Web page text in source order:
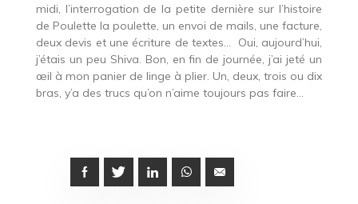
midi, l’interrogation de la petite dernière sur l’histoire
de Poulette la poulette, un envoi de mails, une facture,
deux devis et une écriture de textes… Oui, aujourd’hui,
j’étais un peu Shiva. Bon, en fin de journée, j’ai jeté un
œil à mon panier de linge à plier. Un, deux, trois ou dix
bras, y’a des trucs qu’on n’aime toujours pas faire…